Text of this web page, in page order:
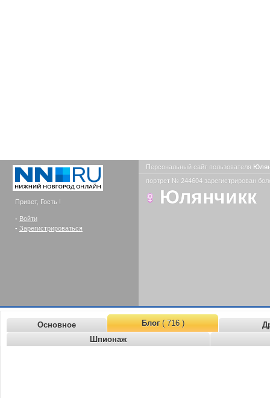
Привет, Гость !
- Войти
- Зарегистрироваться
Персональный сайт пользователя
портрет № 244604 зарегистрирован
Юлянчикк
Основное Блог( 716 )
Шпионаж